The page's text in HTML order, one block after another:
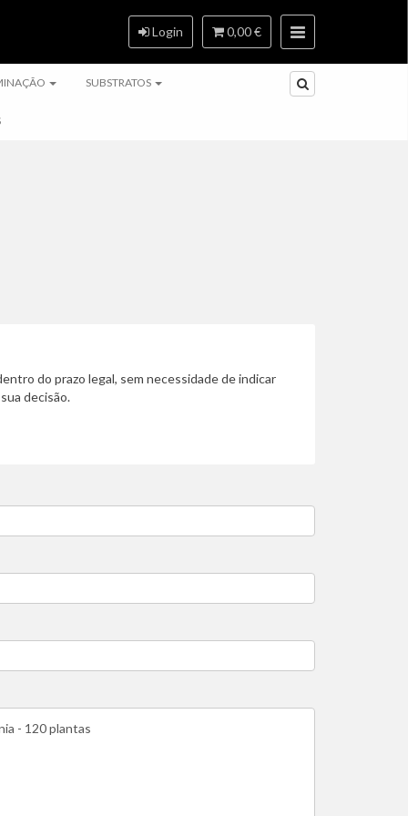
Login 0,00 €
SUBSTRATOS
do prazo legal, sem necessidade de indicar
decisão.